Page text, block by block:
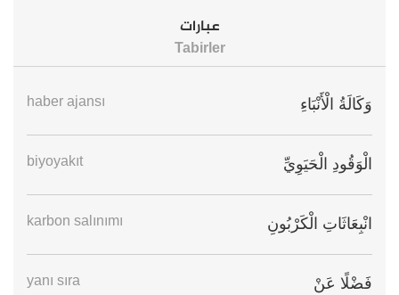
عبارات
Tabirler
وَكَالَةُ الْأَنْبَاءِ haber ajansı
الْوَقُودِ الْحَيَوِيِّ biyoyakıt
انْبِعَاثَاتِ الْكَرْبُونِ karbon salınımı
فَضْلًا عَنْ yanı sıra